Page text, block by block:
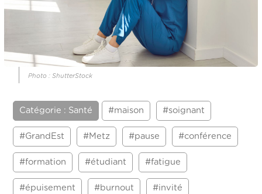
Photo : ShutterStock
Catégorie : Santé #maison #soignant
#GrandEst #Metz #pause #conférence
#formation #étudiant #fatigue
#épuisement #burnout #invité